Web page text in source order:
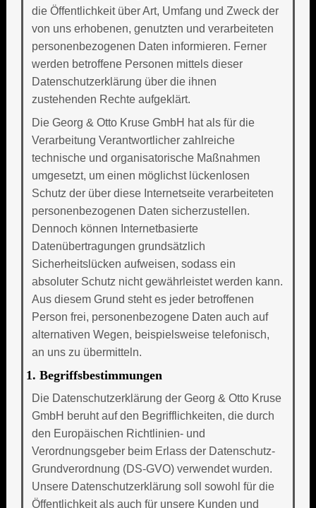
die Öffentlichkeit über Art, Umfang und Zweck der
von uns erhobenen, genutzten und verarbeiteten
personenbezogenen Daten informieren. Ferner
werden betroffene Personen mittels dieser
Datenschutzerklärung über die ihnen
zustehenden Rechte aufgeklärt.
Die Georg & Otto Kruse GmbH hat als für die
Verarbeitung Verantwortlicher zahlreiche
technische und organisatorische Maßnahmen
umgesetzt, um einen möglichst lückenlosen
Schutz der über diese Internetseite verarbeiteten
personenbezogenen Daten sicherzustellen.
Dennoch können Internetbasierte
Datenübertragungen grundsätzlich
Sicherheitslücken aufweisen, sodass ein
absoluter Schutz nicht gewährleistet werden kann.
Aus diesem Grund steht es jeder betroffenen
Person frei, personenbezogene Daten auch auf
alternativen Wegen, beispielsweise telefonisch,
an uns zu übermitteln.
1. Begriffsbestimmungen
Die Datenschutzerklärung der Georg & Otto Kruse
GmbH beruht auf den Begrifflichkeiten, die durch
den Europäischen Richtlinien- und
Verordnungsgeber beim Erlass der Datenschutz-
Grundverordnung (DS-GVO) verwendet wurden.
Unsere Datenschutzerklärung soll sowohl für die
Öffentlichkeit als auch für unsere Kunden und